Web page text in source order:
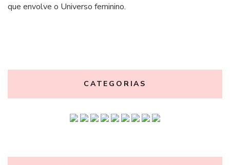
que envolve o Universo feminino.
CATEGORIAS